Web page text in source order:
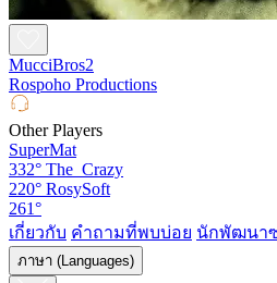
MucciBros2
Rospoho Productions
Other Players
SuperMat
332° The_Crazy
220° RosySoft
261°
เกี่ยวกับ คำถามที่พบบ่อย นักพัฒนา
ภาษา (Languages)